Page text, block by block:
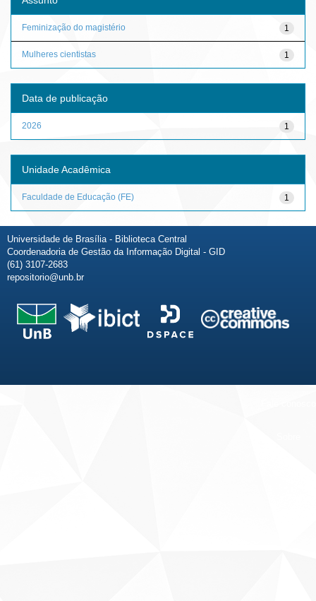
1
Feminização do magistério
1
Mulheres cientistas
Data de publicação
1
2026
Unidade Acadêmica
1
Faculdade de Educação (FE)
Universidade de Brasília - Biblioteca Central
Coordenadoria de Gestão da Informação Digital - GID
(61) 3107-2683
repositorio@unb.br